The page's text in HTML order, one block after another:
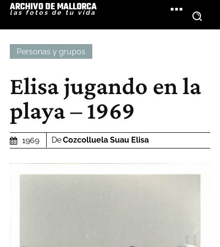
ARCHIVO DE MALLORCA
las fotos de tu vida
Personas y grupos
Elisa jugando en la
playa – 1969
1969 DeCozcolluela Suau Elisa